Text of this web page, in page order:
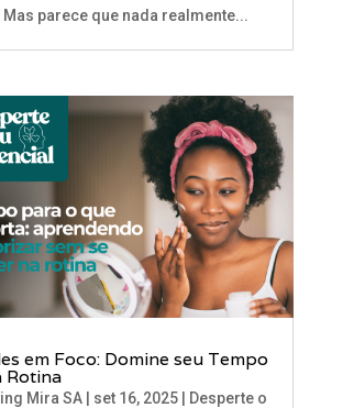
parece que nada realmente...
em Foco: Domine seu Tempo
Rotina
Mira SA| set 16, 2025|
Desperte o